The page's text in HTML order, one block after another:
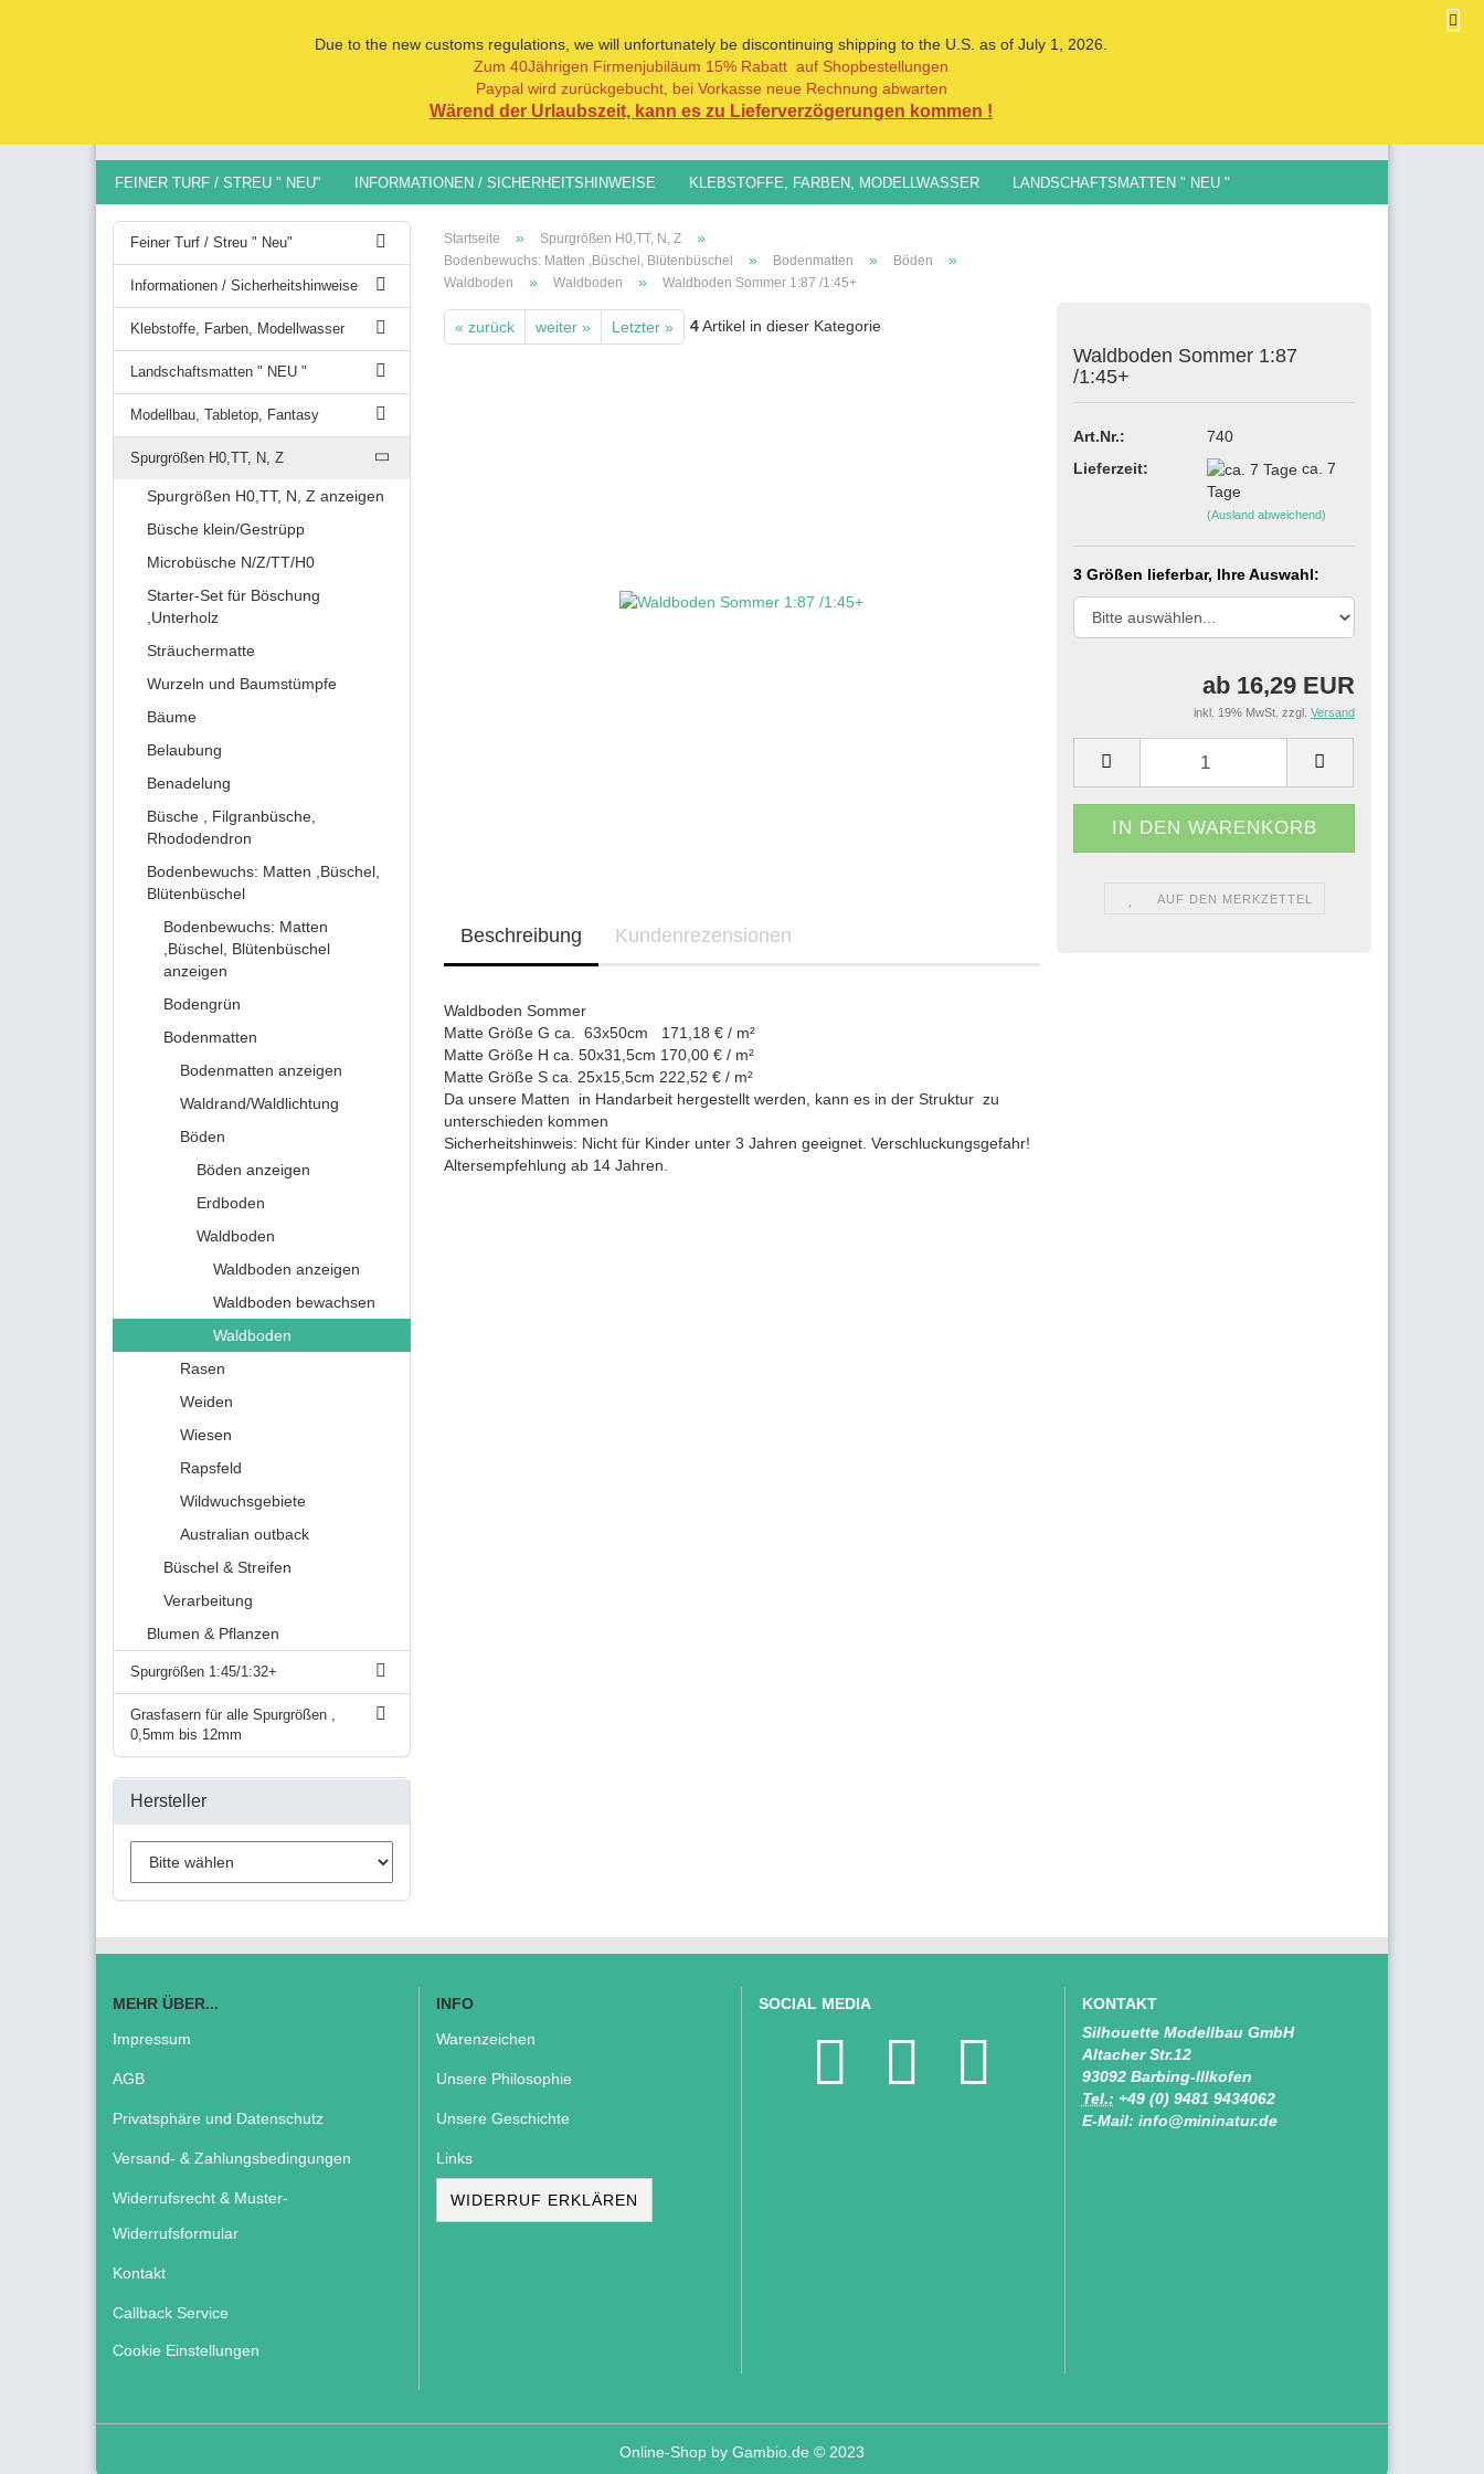
Sprache auswählen
Alle
Due to the new customs regulations, we will unfortunately be discontinuing shipping to the U.S. as of July 1, 2026.
Zum 40Jährigen Firmenjubiläum 15% Rabatt auf Shopbestellungen
Paypal wird zurückgebucht, bei Vorkasse neue Rechnung abwarten
Wärend der Urlaubszeit, kann es zu Lieferverzögerungen kommen !
FEINER TURF / STREU " NEU" INFORMATIONEN / SICHERHEITSHINWEISE KLEBSTOFFE, FARBEN, MODELLWASSER LANDSCHAFTSMATTEN " NEU "
MODELLBAU, TABLETOP, FANTASY SPURGRÖSSEN H0,TT, N, Z
Startseite » Spurgrößen H0,TT, N, Z »
Bodenbewuchs: Matten ,Büschel, Blütenbüschel » Bodenmatten » Böden »
Waldboden » Waldboden » Waldboden Sommer 1:87 /1:45+
« zurück weiter » Letzter » 4Artikel in dieser Kategorie
Waldboden Sommer 1:87
/1:45+
Art.Nr.:
740
Lieferzeit:
ca. 7
Tage
(Ausland abweichend)
3 Größen lieferbar, Ihre Auswahl:
ab 16,29 EUR
inkl. 19% MwSt. zzgl. Versand
AUF DEN MERKZETTEL
Beschreibung Kundenrezensionen
Waldboden Sommer
Matte Größe G ca. 63x50cm 171,18 € / m²
Matte Größe H ca. 50x31,5cm 170,00 € / m²
Matte Größe S ca. 25x15,5cm 222,52 € / m²
Da unsere Matten in Handarbeit hergestellt werden, kann es in der Struktur zu
unterschieden kommen
Sicherheitshinweis: Nicht für Kinder unter 3 Jahren geeignet. Verschluckungsgefahr!
Altersempfehlung ab 14 Jahren.
Feiner Turf / Streu " Neu"
Informationen / Sicherheitshinweise
Klebstoffe, Farben, Modellwasser
Landschaftsmatten " NEU "
Modellbau, Tabletop, Fantasy
Spurgrößen H0,TT, N, Z
Spurgrößen H0,TT, N, Z anzeigen
Büsche klein/Gestrüpp
Microbüsche N/Z/TT/H0
Starter-Set für Böschung
,Unterholz
Sträuchermatte
Wurzeln und Baumstümpfe
Bäume
Belaubung
Benadelung
Büsche , Filgranbüsche,
Rhododendron
Bodenbewuchs: Matten ,Büschel,
Blütenbüschel
Bodenbewuchs: Matten
,Büschel, Blütenbüschel
anzeigen
Bodengrün
Bodenmatten
Bodenmatten anzeigen
Waldrand/Waldlichtung
Böden
Böden anzeigen
Erdboden
Waldboden
Waldboden anzeigen
Waldboden bewachsen
Waldboden
Rasen
Weiden
Wiesen
Rapsfeld
Wildwuchsgebiete
Australian outback
Büschel & Streifen
Verarbeitung
Blumen & Pflanzen
Spurgrößen 1:45/1:32+
Grasfasern für alle Spurgrößen ,
0,5mm bis 12mm
Hersteller
MEHR ÜBER...
Impressum
AGB
Privatsphäre und Datenschutz
Versand- & Zahlungsbedingungen
Widerrufsrecht & Muster-
Widerrufsformular
Kontakt
Callback Service
Cookie Einstellungen
INFO
Warenzeichen
Unsere Philosophie
Unsere Geschichte
Links
WIDERRUF ERKLÄREN
SOCIAL MEDIA
KONTAKT
Silhouette Modellbau GmbH
Altacher Str.12
93092 Barbing-Illkofen
Tel.: +49 (0) 9481 9434062
E-Mail: info@mininatur.de
Online-Shop by Gambio.de © 2023